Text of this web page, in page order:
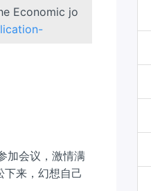
Economic jo
加会议，激情满
来，幻想自己